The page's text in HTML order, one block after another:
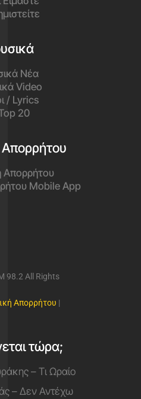
Νέα
Video
/ Lyrics
20
Απορρήτου
Απορρήτου
Mobile App
98.2 All Rights
Απορρήτου |
τώρα;
– Τι Ωραίο
– Δεν Αντέχω